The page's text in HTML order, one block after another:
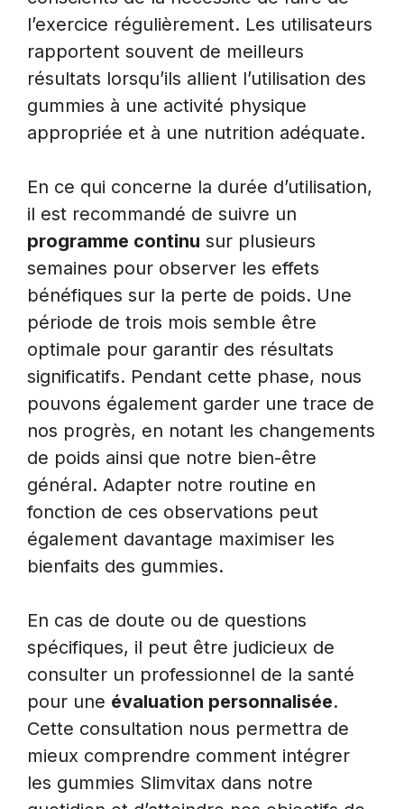
l’exercice régulièrement. Les utilisateurs
rapportent souvent de meilleurs
résultats lorsqu’ils allient l’utilisation des
gummies à une activité physique
appropriée et à une nutrition adéquate.
En ce qui concerne la durée d’utilisation,
il est recommandé de suivre un
programme continu sur plusieurs
semaines pour observer les effets
bénéfiques sur la perte de poids. Une
période de trois mois semble être
optimale pour garantir des résultats
significatifs. Pendant cette phase, nous
pouvons également garder une trace de
nos progrès, en notant les changements
de poids ainsi que notre bien-être
général. Adapter notre routine en
fonction de ces observations peut
également davantage maximiser les
bienfaits des gummies.
En cas de doute ou de questions
spécifiques, il peut être judicieux de
consulter un professionnel de la santé
pour une évaluation personnalisée.
Cette consultation nous permettra de
mieux comprendre comment intégrer
les gummies Slimvitax dans notre